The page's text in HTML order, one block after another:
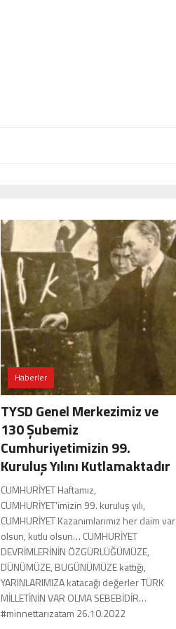
Haberler
TYSD Genel Merkezimiz ve
130 Şubemiz
Cumhuriyetimizin 99.
Kuruluş Yılını Kutlamaktadır
CUMHURİYET Haftamız,
CUMHURİYET’imizin 99. kuruluş yılı,
CUMHURİYET Kazanımlarımız her daim var
olsun, kutlu olsun… CUMHURİYET
DEVRİMLERİNİN ÖZGÜRLÜĞÜMÜZE,
DÜNÜMÜZE, BUGÜNÜMÜZE kattığı,
YARINLARIMIZA katacağı değerler TÜRK
MİLLETİNİN VAR OLMA SEBEBİDİR…
#minnettarızatam 26.10.2022